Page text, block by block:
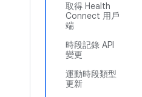
取得 Health
Connect 用戶
端
時段記錄 API
變更
運動時段類型
更新